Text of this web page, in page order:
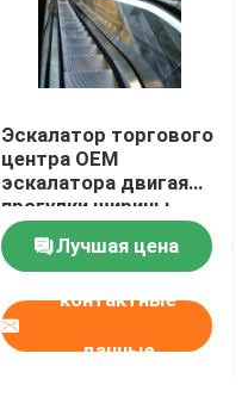
Эскалатор торгового
центра OEM
эскалатора двигая
прогулки ширины
1000 с балюстрадой
LigtingЛучшая цена
контактные
данные